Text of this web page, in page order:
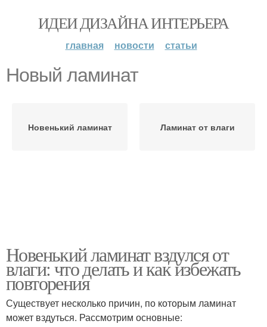
ИДЕИ ДИЗАЙНА ИНТЕРЬЕРА
главная новости статьи
Новый ламинат
Новенький ламинат Ламинат от влаги
Новенький ламинат вздулся от
влаги: что делать и как избежать
повторения
Существует несколько причин, по которым ламинат
может вздуться. Рассмотрим основные: